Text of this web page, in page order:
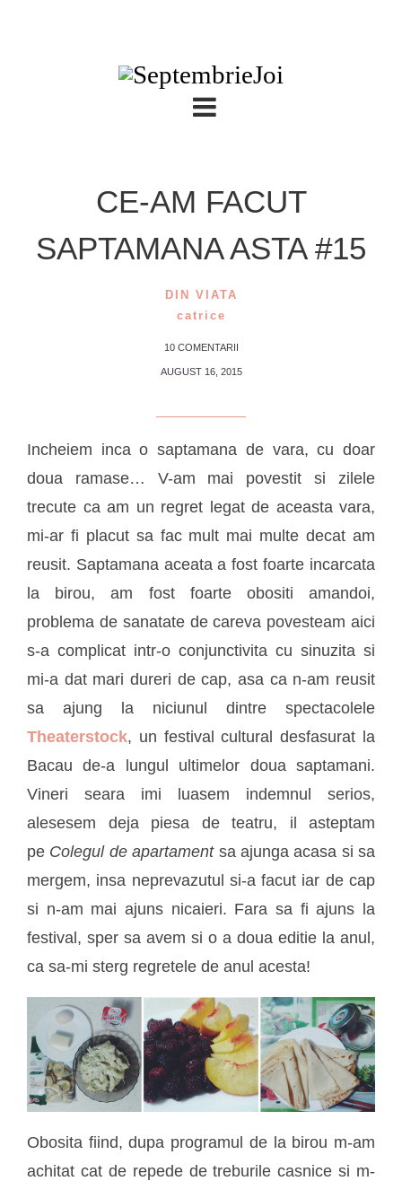
CE-AM FACUT
SAPTAMANA ASTA #15
DIN VIATA
catrice
10 COMENTARII
AUGUST 16, 2015
Incheiem inca o saptamana de vara, cu doar
doua ramase… V-am mai povestit si zilele
trecute ca am un regret legat de aceasta vara,
mi-ar fi placut sa fac mult mai multe decat am
reusit. Saptamana aceata a fost foarte incarcata
la birou, am fost foarte obositi amandoi,
problema de sanatate de careva povesteam aici
s-a complicat intr-o conjunctivita cu sinuzita si
mi-a dat mari dureri de cap, asa ca n-am reusit
sa ajung la niciunul dintre spectacolele
Theaterstock, un festival cultural desfasurat la
Bacau de-a lungul ultimelor doua saptamani.
Vineri seara imi luasem indemnul serios,
alesesem deja piesa de teatru, il asteptam
pe Colegul de apartament sa ajunga acasa si sa
mergem, insa neprevazutul si-a facut iar de cap
si n-am mai ajuns nicaieri. Fara sa fi ajuns la
festival, sper sa avem si o a doua editie la anul,
ca sa-mi sterg regretele de anul acesta!
Obosita fiind, dupa programul de la birou m-am
achitat cat de repede de treburile casnice si m-